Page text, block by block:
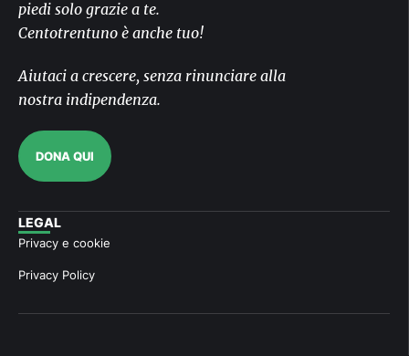
piedi solo grazie a te.
Centotrentuno è anche tuo!
Aiutaci a crescere, senza rinunciare alla
nostra indipendenza.
DONA QUI
LEGAL
Privacy e cookie
Privacy Policy